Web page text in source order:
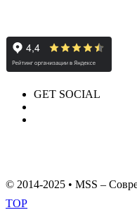
GET SOCIAL
© 2014-2025 • MSS –
TOP